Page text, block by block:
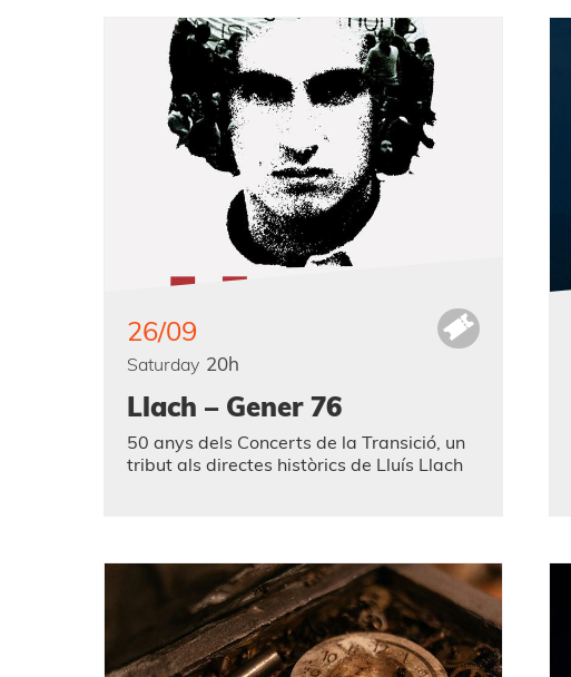
26/09
Saturday 20h
Llach – Gener 76
50 anys dels Concerts de la Transició, un
tribut als directes històrics de Lluís Llach